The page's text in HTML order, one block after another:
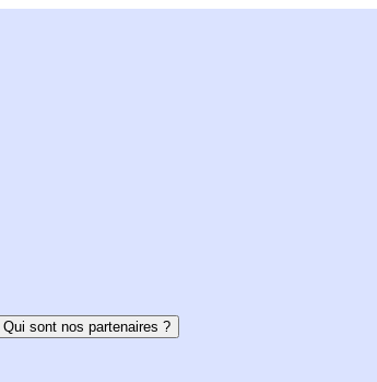
Qui sont nos partenaires ?